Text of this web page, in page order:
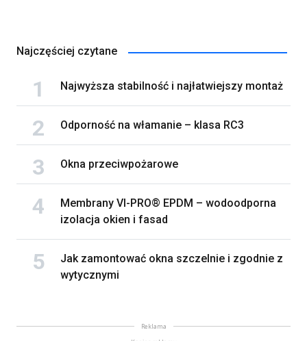
Najczęściej czytane
Najwyższa stabilność i najłatwiejszy montaż
Odporność na włamanie – klasa RC3
Okna przeciwpożarowe
Membrany VI-PRO® EPDM – wodoodporna
izolacja okien i fasad
Jak zamontować okna szczelnie i zgodnie z
wytycznymi
Reklama